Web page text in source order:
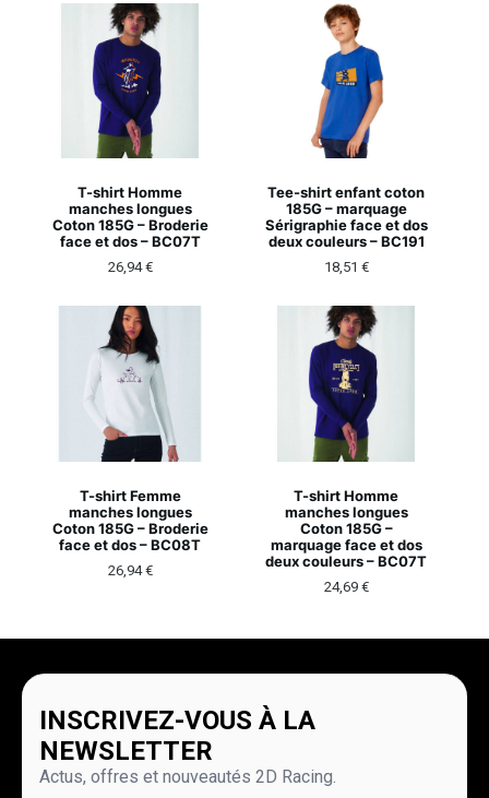
T-shirt Homme
manches longues
Coton 185G – Broderie
face et dos – BC07T
26,94€
Tee-shirt enfant coton
185G – marquage
Sérigraphie face et dos
deux couleurs – BC191
18,51 €
T-shirt Femme
manches longues
Coton 185G – Broderie
face et dos – BC08T
26,94€
T-shirt Homme
manches longues
Coton 185G –
marquage face et dos
deux couleurs – BC07T
24,69 €
INSCRIVEZ-VOUS À LA
NEWSLETTER
Actus, offres et nouveautés 2D Racing.